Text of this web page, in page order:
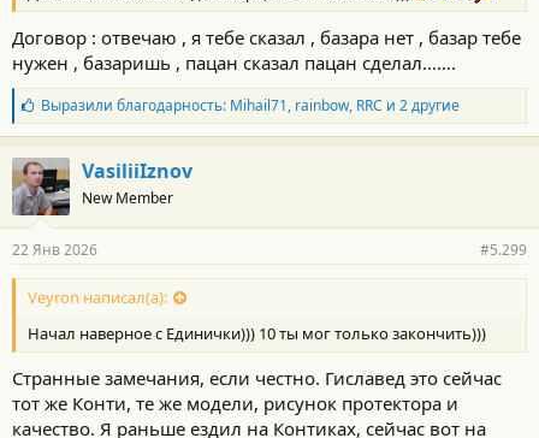
Договор : отвечаю , я тебе сказал , базара нет , базар тебе
нужен , базаришь , пацан сказал пацан сделал…….
Б
л
а
г
о
д
а
н
о
с
и
:
Выразили благодарность: Mihail71, rainbow, RRC и 2 другие
VasiliiIznov
New Member
22 Янв 2026 #5.299
Veyron написал(а):
Начал наверное с Единички))) 10 ты мог только закончить)))
Странные замечания, если честно. Гиславед это сейчас
тот же Конти, те же модели, рисунок протектора и
качество. Я раньше ездил на Контиках, сейчас вот на